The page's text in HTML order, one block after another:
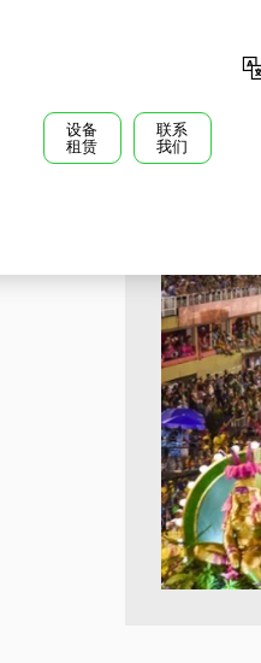
设备
租赁
联系
我们